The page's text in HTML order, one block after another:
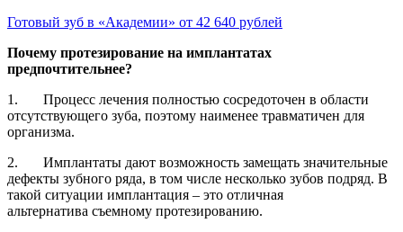
Готовый зуб в «Академии» от 42 640 рублей
Почему протезирование на имплантатах
предпочтительнее?
1. Процесс лечения полностью сосредоточен в области
отсутствующего зуба, поэтому наименее травматичен для
организма.
2. Имплантаты дают возможность замещать значительные
дефекты зубного ряда, в том числе несколько зубов подряд. В
такой ситуации имплантация – это отличная
альтернатива съемному протезированию.